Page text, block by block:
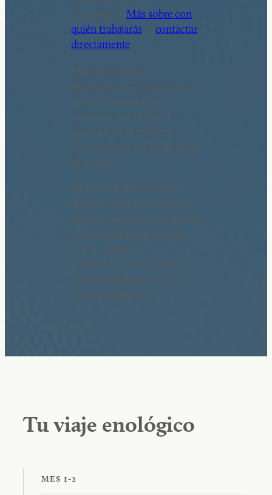
electrónico. Más sobre con
quién trabajarás, o contactar
directamente.
Hacer vino no es
precipitarse. Tampoco lo es
elegir elaborarlo con
nosotros. Así es como
pasamos de la primera
conversación a la botella con
tu nombre.
Tu nivel de participación
depende de ti en cada etapa.
Algunos miembros prefieren
una participación directa.
Otros quieren
actualizaciones mensuales.
Ambos enfoques crean un
vino excepcional.
Tu viaje enológico
MES 1-2